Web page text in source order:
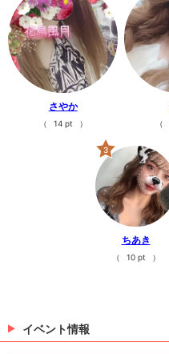
さやか
（ 14 pt ） （
3
ちあき
（ 10 pt ）
イベント情報